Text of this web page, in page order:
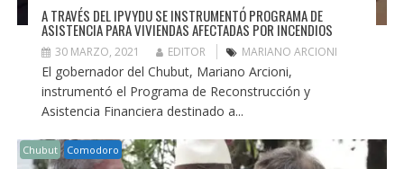
A TRAVÉS DEL IPVYDU SE INSTRUMENTÓ PROGRAMA DE
ASISTENCIA PARA VIVIENDAS AFECTADAS POR INCENDIOS
30 MARZO, 2021 EDITOR MARIANO ARCIONI
El gobernador del Chubut, Mariano Arcioni,
instrumentó el Programa de Reconstrucción y
Asistencia Financiera destinado a...
Chubut Comodoro